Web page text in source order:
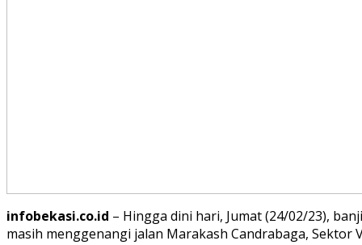
infobekasi.co.id – Hingga dini hari, Jumat (24/02/23),
masih menggenangi jalan Marakash Candrabaga, Sektor